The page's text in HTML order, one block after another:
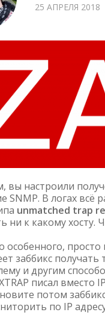
25 АПРЕЛЯ 2018
вы настроили
SNMP. В логах всё
unmatched trap
ни к какому хосту.
особенного, просто
заббикс
и другим
писал вместо
потом
по IP